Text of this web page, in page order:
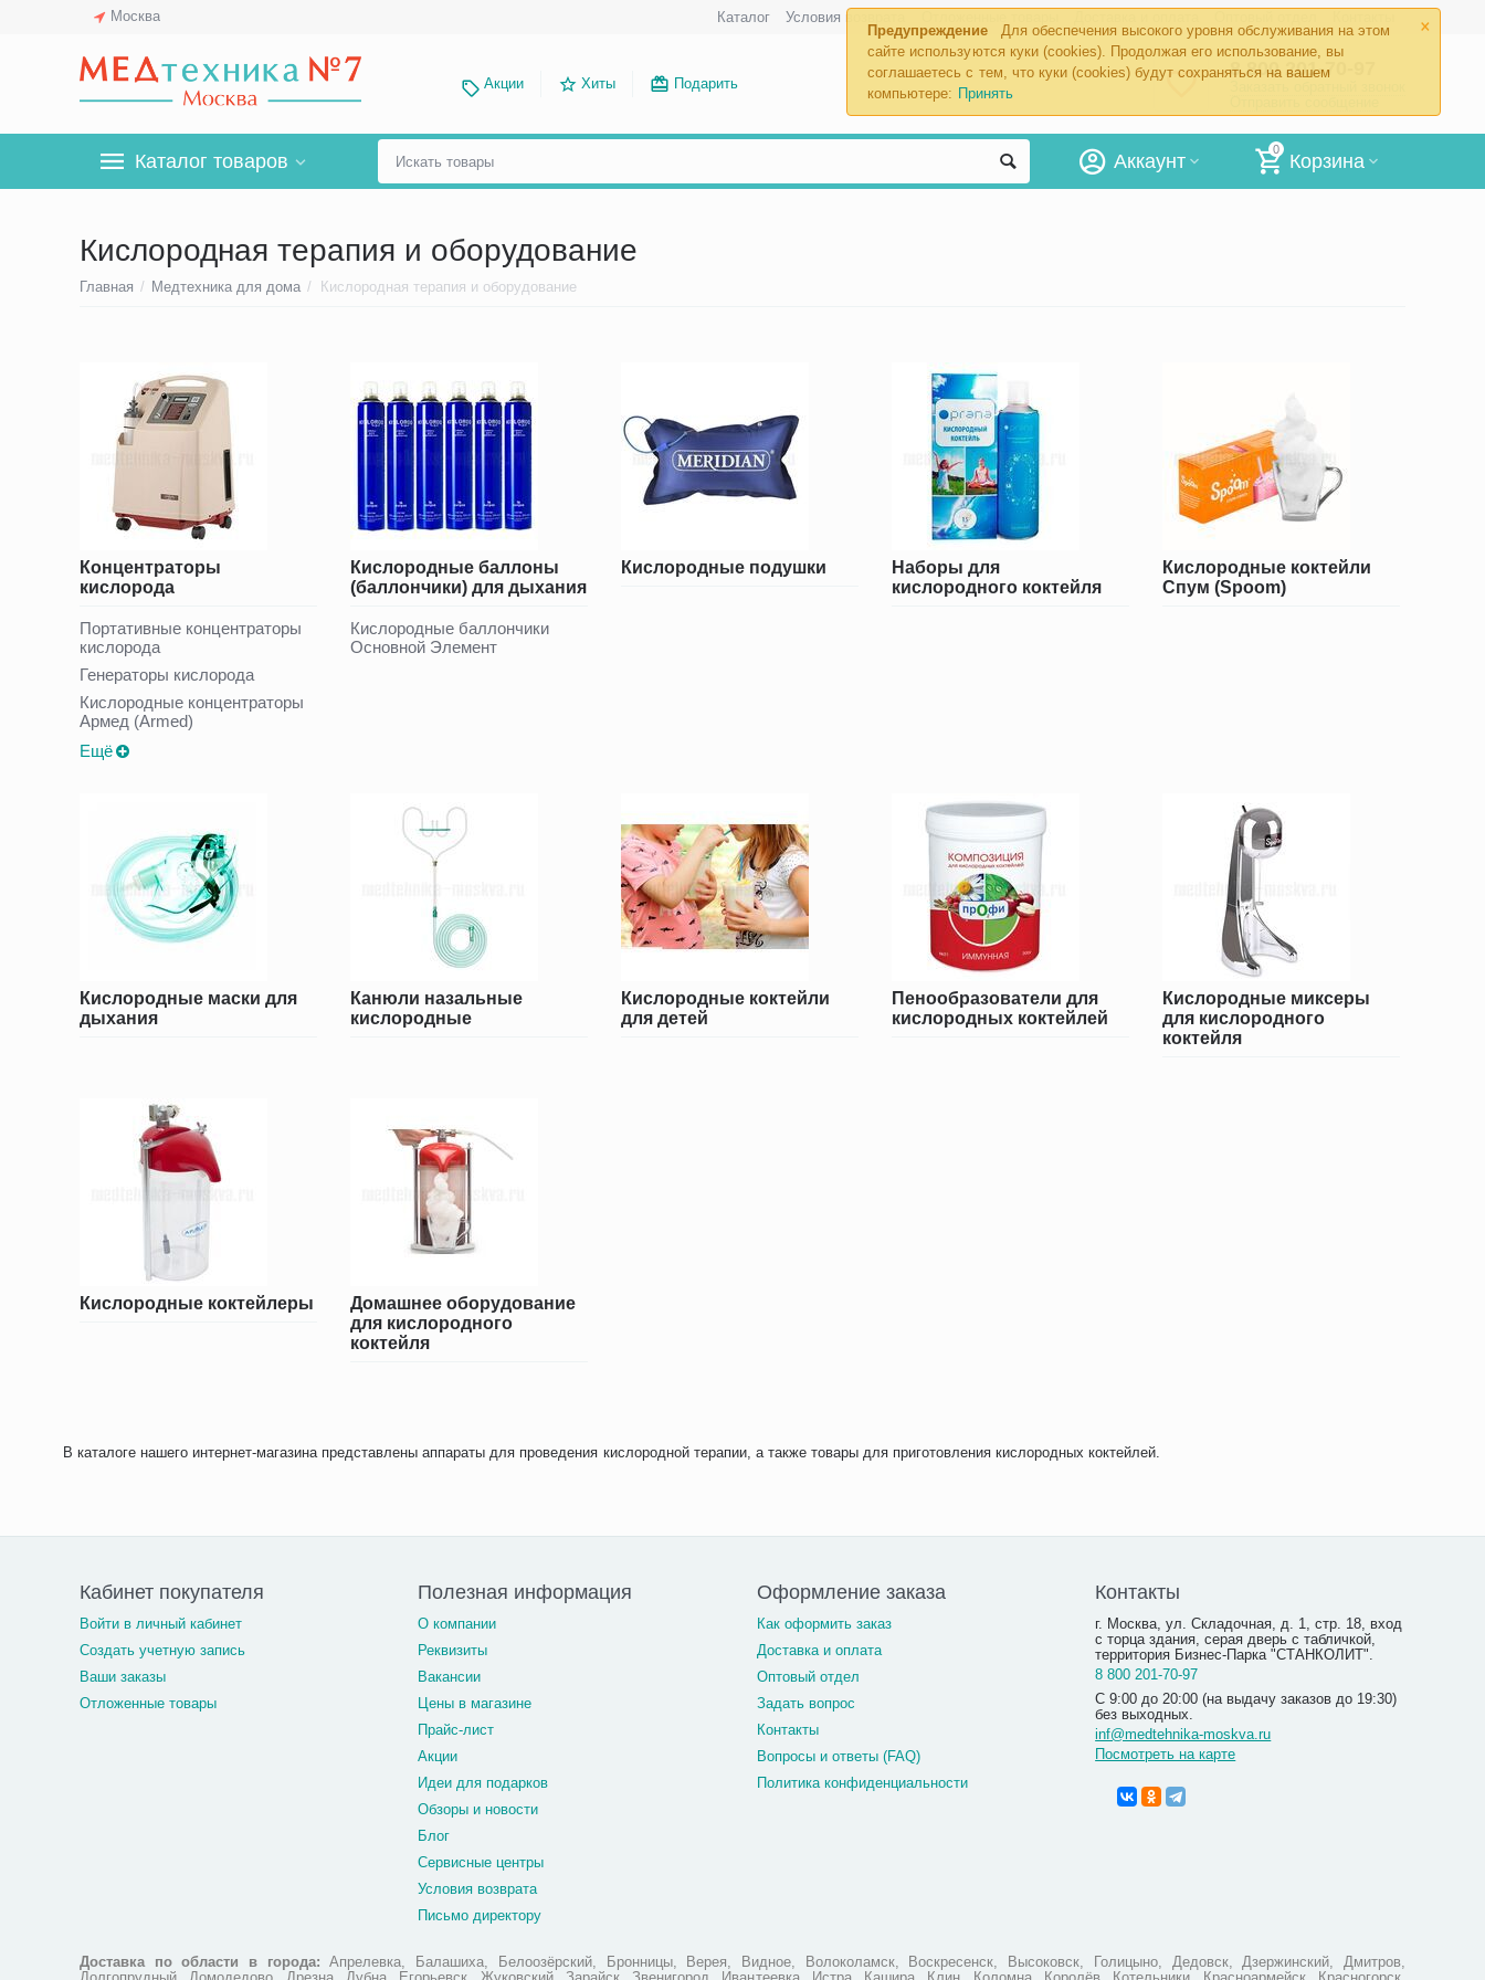
×
Предупреждение
Для обеспечения высокого уровня обслуживания на этом
сайте используются куки (cookies). Продолжая его использование, вы
соглашаетесь с тем, что куки (cookies) будут сохраняться на вашем
компьютере: Принять
Москва Каталог Условия возврата
Акции Хиты Подарить
8 800 201-70-97
Каталог товаров
0
Корзина
Аккаунт
Кислородная терапия и оборудование
Главная / Медтехника для дома / Кислородная терапия и оборудование
Концентраторы
кислорода
Портативные концентраторы
кислорода
Генераторы кислорода
Кислородные концентраторы
Армед (Armed)
Ещё
Кислородные баллоны
(баллончики) для дыхания
Кислородные баллончики
Основной Элемент
Кислородные подушки
Наборы для
кислородного коктейля
Кислородные коктейли
Спум (Spoom)
Кислородные маски для
дыхания
Канюли назальные
кислородные
Кислородные коктейли
для детей
Пенообразователи для
кислородных коктейлей
Кислородные миксеры
для кислородного
коктейля
Кислородные коктейлеры
Домашнее оборудование
для кислородного
коктейля
В каталоге нашего интернет-магазина представлены аппараты для проведения кислородной терапии, а также товары для приготовления кислородных коктейлей.
Кабинет покупателя
Войти в личный кабинет
Создать учетную запись
Ваши заказы
Отложенные товары
Полезная информация
О компании
Реквизиты
Вакансии
Цены в магазине
Прайс-лист
Акции
Идеи для подарков
Обзоры и новости
Блог
Сервисные центры
Условия возврата
Письмо директору
Оформление заказа
Как оформить заказ
Доставка и оплата
Оптовый отдел
Задать вопрос
Контакты
Вопросы и ответы (FAQ)
Политика конфиденциальности
Контакты
г. Москва, ул. Складочная, д. 1, стр. 18, вход
с торца здания, серая дверь с табличкой,
территория Бизнес-Парка "СТАНКОЛИТ".
8 800 201-70-97
С 9:00 до 20:00 (на выдачу заказов до 19:30)
без выходных.
inf@medtehnika-moskva.ru
Посмотреть на карте
Доставка по области в города: Апрелевка, Балашиха, Белоозёрский, Бронницы, Верея, Видное, Волоколамск, Воскресенск, Высоковск, Голицыно, Дедовск, Дзержинский, Дмитров,